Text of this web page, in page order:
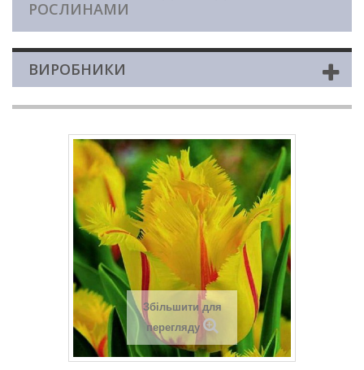
РОСЛИНАМИ
ВИРОБНИКИ
Збільшити для
перегляду